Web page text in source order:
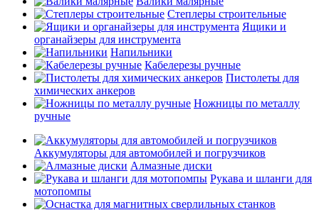
Степлеры строительные
Ящики и
органайзеры для инструмента
Напильники
Кабелерезы ручные
Пистолеты для
химических анкеров
Ножницы по металлу
ручные
Аккумуляторы для автомобилей и погрузчиков
Алмазные диски
Рукава и шланги для
мотопомпы